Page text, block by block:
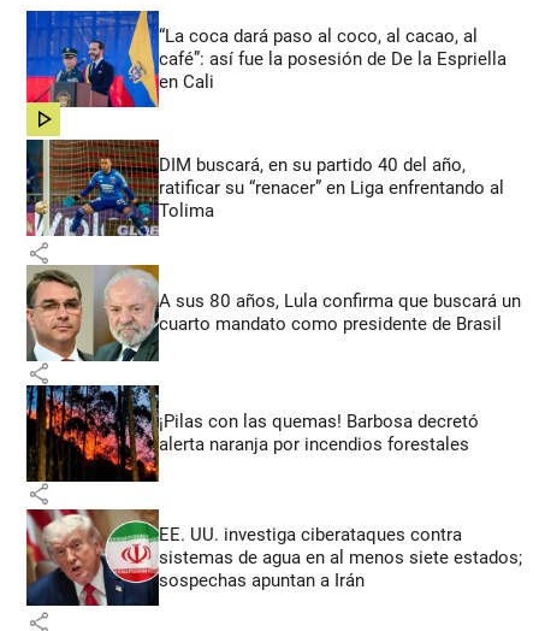
“La coca dará paso al coco, al cacao, al
café”: así fue la posesión de De la Espriella
en Cali
share
DIM buscará, en su partido 40 del año,
ratificar su “renacer” en Liga enfrentando al
Tolima
share
A sus 80 años, Lula confirma que buscará un
cuarto mandato como presidente de Brasil
share
¡Pilas con las quemas! Barbosa decretó
alerta naranja por incendios forestales
share
EE. UU. investiga ciberataques contra
sistemas de agua en al menos siete estados;
sospechas apuntan a Irán
share